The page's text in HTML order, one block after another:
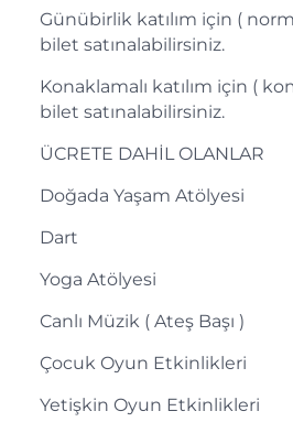
Günübirlik katılım için (
bilet satınalabilirsiniz.
Konaklamalı katılım için (
bilet satınalabilirsiniz.
ÜCRETE DAHİL OLANLAR
Doğada Yaşam Atölyesi
Dart
Yoga Atölyesi
Canlı Müzik ( Ateş Başı )
Çocuk Oyun Etkinlikleri
Yetişkin Oyun Etkinlikleri